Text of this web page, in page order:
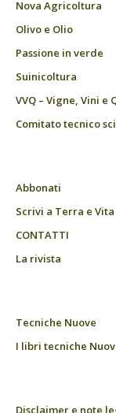
Nova Agricoltura
Olivo e Olio
Passione in verde
Suinicoltura
VVQ – Vigne, Vini e
Comitato tecnico
Abbonati
Scrivi a Terra e Vita
CONTATTI
La rivista
Tecniche Nuove
I libri tecniche
Disclaimer e note